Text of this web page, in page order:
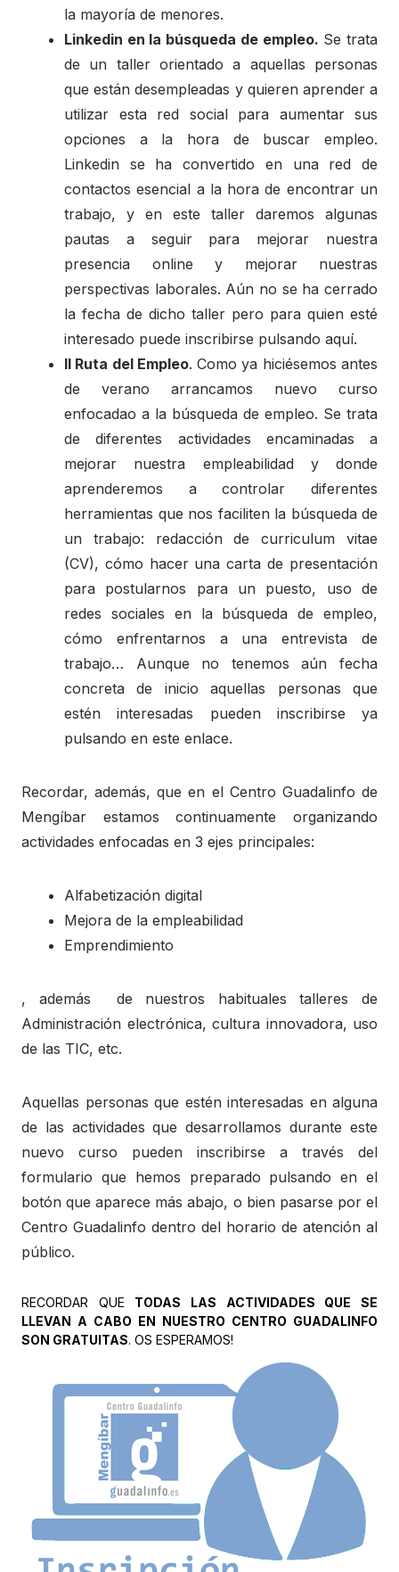
la mayoría de menores.
Linkedin en la búsqueda de empleo. Se trata
de un taller orientado a aquellas personas
que están desempleadas y quieren aprender a
utilizar esta red social para aumentar sus
opciones a la hora de buscar empleo.
Linkedin se ha convertido en una red de
contactos esencial a la hora de encontrar un
trabajo, y en este taller daremos algunas
pautas a seguir para mejorar nuestra
presencia online y mejorar nuestras
perspectivas laborales. Aún no se ha cerrado
la fecha de dicho taller pero para quien esté
interesado puede inscribirse pulsando aquí.
II Ruta del Empleo. Como ya hiciésemos antes
de verano arrancamos nuevo curso
enfocadao a la búsqueda de empleo. Se trata
de diferentes actividades encaminadas a
mejorar nuestra empleabilidad y donde
aprenderemos a controlar diferentes
herramientas que nos faciliten la búsqueda de
un trabajo: redacción de curriculum vitae
(CV), cómo hacer una carta de presentación
para postularnos para un puesto, uso de
redes sociales en la búsqueda de empleo,
cómo enfrentarnos a una entrevista de
trabajo… Aunque no tenemos aún fecha
concreta de inicio aquellas personas que
estén interesadas pueden inscribirse ya
pulsando en este enlace.
Recordar, además, que en el Centro Guadalinfo de
Mengíbar estamos continuamente organizando
actividades enfocadas en 3 ejes principales:
Alfabetización digital
Mejora de la empleabilidad
Emprendimiento
, además de nuestros habituales talleres de
Administración electrónica, cultura innovadora, uso
de las TIC, etc.
Aquellas personas que estén interesadas en alguna
de las actividades que desarrollamos durante este
nuevo curso pueden inscribirse a través del
formulario que hemos preparado pulsando en el
botón que aparece más abajo, o bien pasarse por el
Centro Guadalinfo dentro del horario de atención al
público.
RECORDAR QUE TODAS LAS ACTIVIDADES QUE SE
LLEVAN A CABO EN NUESTRO CENTRO GUADALINFO
SON GRATUITAS. OS ESPERAMOS!